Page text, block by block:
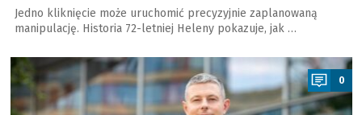
Jedno kliknięcie może uruchomić precyzyjnie zaplanowaną
manipulację. Historia 72-letniej Heleny pokazuje, jak …
a
0